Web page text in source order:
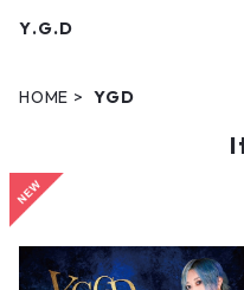
Y.G.D
HOME YGD